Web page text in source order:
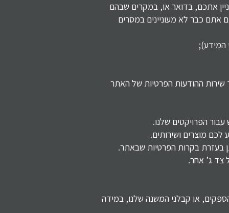
אתכם, בדואר או, במקרים שבהם
אתם כבר לא מעוניינים במסרים
המידע);
שירות ההודעות הפרטיות של האתר
הפרויקטים שלנו.
מוצרים ושירותים.
בעזרת בקרות הפרטיות שבאתר.
צד ג’ אחר.
או קבלני המשנה שלנו, במידה